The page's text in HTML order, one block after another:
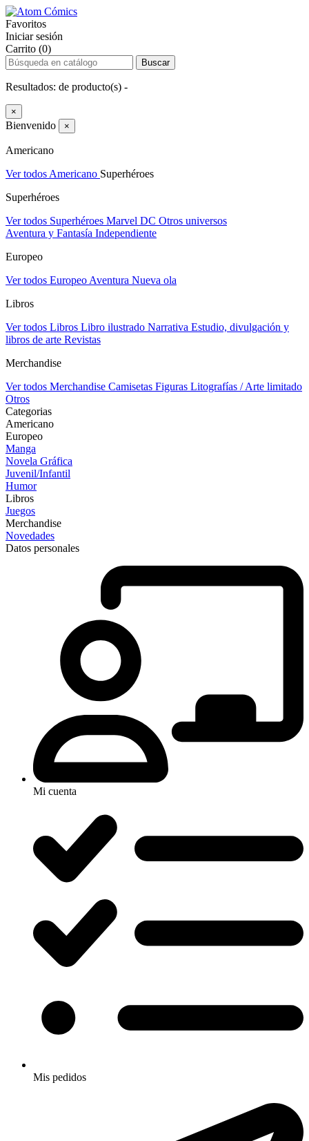
Favoritos
Iniciar sesión
Carrito (0)
Buscar
Resultados: de producto(s) -
×
Bienvenido ×
Americano
Ver todos Americano Superhéroes
Superhéroes
Ver todos Superhéroes Marvel DC Otros universos
Aventura y Fantasía Independiente
Europeo
Ver todos Europeo Aventura Nueva ola
Libros
Ver todos Libros Libro ilustrado Narrativa Estudio, divulgación y
libros de arte Revistas
Merchandise
Ver todos Merchandise Camisetas Figuras Litografías / Arte limitado
Otros
Categorias
Americano
Europeo
Manga
Novela Gráfica
Juvenil/Infantil
Humor
Libros
Juegos
Merchandise
Novedades
Datos personales
Mi cuenta
Mis pedidos